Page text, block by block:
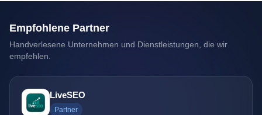
Empfohlene Partner
Handverlesene Unternehmen und Dienstleistungen, die wir
empfehlen.
LiveSEO
Partner